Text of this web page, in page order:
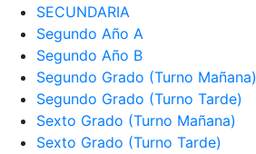
SECUNDARIA
Segundo Año A
Segundo Año B
Segundo Grado (Turno Mañana)
Segundo Grado (Turno Tarde)
Sexto Grado (Turno Mañana)
Sexto Grado (Turno Tarde)